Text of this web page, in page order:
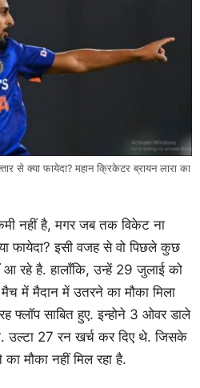
से क्या फायेदा? महान क्रिकेटर ब्रायन लारा का
नहीं है, मगर जब तक विकेट ना
फायेदा? इसी वजह से वो पिछले कुछ
रहे है. हालाँकि, उन्हें 29 जुलाई को
में मैदान में उतरने का मौका मिला
फ्लॉप साबित हुए. इन्होने 3 ओवर डाले
उल्टा 27 रन खर्च कर दिए थे. जिसके
मौका नहीं मिल रहा है.